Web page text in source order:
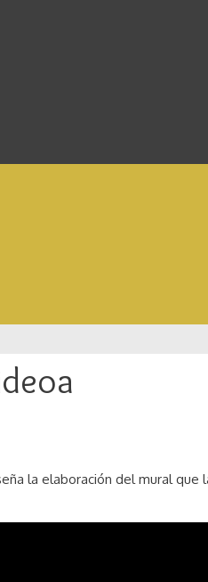
la elaboración del mural que